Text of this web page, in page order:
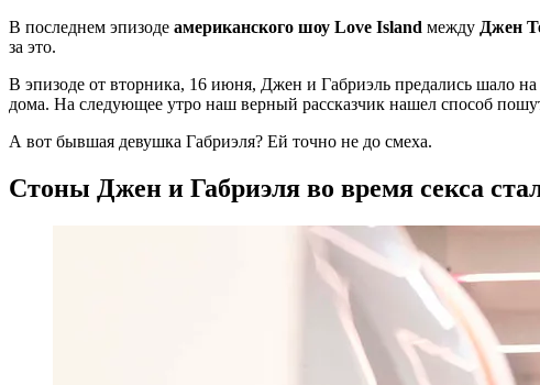
В последнем эпизоде американского шоу Love Island между Джен
за это.
В эпизоде от вторника, 16 июня, Джен и Габриэль предались шало
дома. На следующее утро наш верный рассказчик нашел способ
А вот бывшая девушка Габриэля? Ей точно не до смеха.
Стоны Джен и Габриэля во время секса